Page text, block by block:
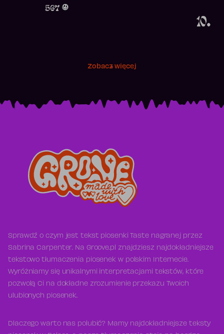
10.
567
Zobacz więcej
Sprawdź o czym jest tekst piosenki Taste nagranej przez
Sabrina Carpenter. Na Groove.pl znajdziesz najdokładniejsze
tekstowo tłumaczenia piosenek w polskim Internecie.
Wyróżniamy się unikalnymi interpretacjami tekstów, które
pozwolą Ci na dokładne zrozumienie przekazu Twoich
ulubionych piosenek.
Dlaczego warto nas polubić? Mamy najdokładniejsze teksty